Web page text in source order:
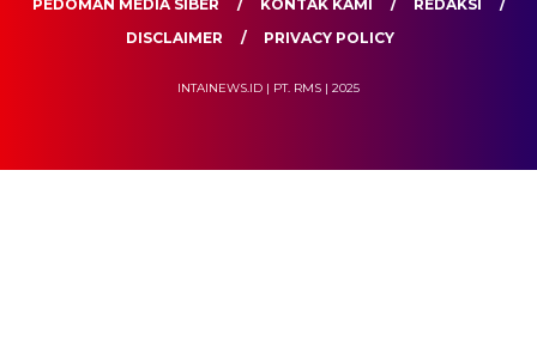
PEDOMAN MEDIA SIBER KONTAK KAMI
REDAKSI
DISCLAIMER
PRIVACY POLICY
INTAINEWS.ID | PT. RMS | 2025